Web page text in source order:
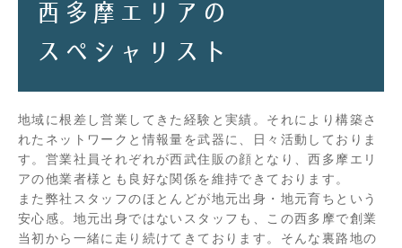
西多摩エリアの
スペシャリスト
地域に根差し営業してきた経験と実績。それにより構築さ
れたネットワークと情報量を武器に、日々活動しておりま
す。営業社員それぞれが西武住販の顔となり、西多摩エリ
アの他業者様とも良好な関係を維持できております。
また弊社スタッフのほとんどが地元出身・地元育ちという
安心感。地元出身ではないスタッフも、この西多摩で創業
当初から一緒に走り続けてきております。そんな裏路地の